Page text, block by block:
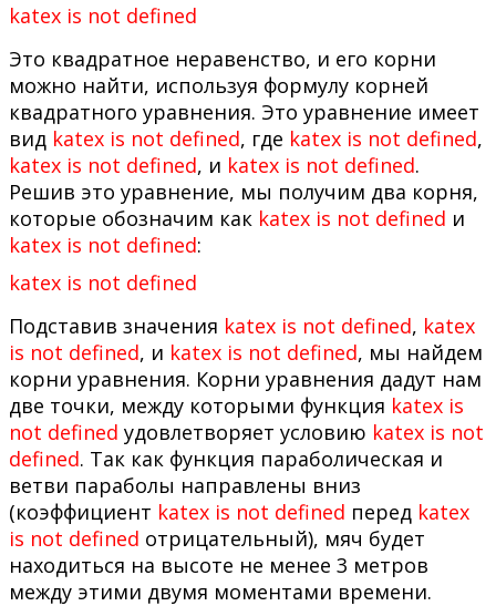
katex is not defined
Это квадратное неравенство, и его корни
можно найти, используя формулу корней
квадратного уравнения. Это уравнение имеет
вид katex is not defined, где katex is not defined,
katex is not defined, и katex is not defined.
Решив это уравнение, мы получим два корня,
которые обозначим как katex is not defined и
katex is not defined:
katex is not defined
Подставив значения katex is not defined, katex
is not defined, и katex is not defined, мы найдем
корни уравнения. Корни уравнения дадут нам
две точки, между которыми функция katex is
not defined удовлетворяет условию katex is not
defined. Так как функция параболическая и
ветви параболы направлены вниз
(коэффициент katex is not defined перед katex
is not defined отрицательный), мяч будет
находиться на высоте не менее 3 метров
между этими двумя моментами времени.